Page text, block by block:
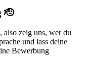
🫡
zeig uns, wer du
und lass deine
Bewerbung